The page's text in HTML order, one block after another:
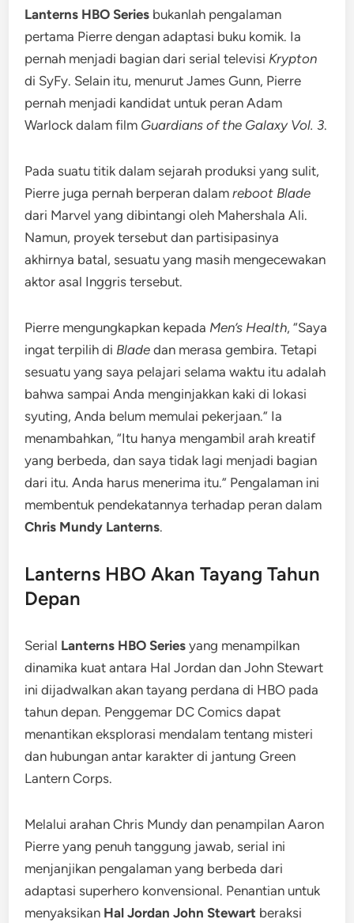
Lanterns HBO Series bukanlah pengalaman
pertama Pierre dengan adaptasi buku komik. Ia
pernah menjadi bagian dari serial televisi Krypton
di SyFy. Selain itu, menurut James Gunn, Pierre
pernah menjadi kandidat untuk peran Adam
Warlock dalam film Guardians of the Galaxy Vol. 3.
Pada suatu titik dalam sejarah produksi yang sulit,
Pierre juga pernah berperan dalamreboot Blade
dari Marvel yang dibintangi oleh Mahershala Ali.
Namun, proyek tersebut dan partisipasinya
akhirnya batal, sesuatu yang masih mengecewakan
aktor asal Inggris tersebut.
Pierre mengungkapkan kepada Men’s Health, “Saya
ingat terpilih di Blade dan merasa gembira. Tetapi
sesuatu yang saya pelajari selama waktu itu adalah
bahwa sampai Anda menginjakkan kaki di lokasi
syuting, Anda belum memulai pekerjaan.” Ia
menambahkan, “Itu hanya mengambil arah kreatif
yang berbeda, dan saya tidak lagi menjadi bagian
dari itu. Anda harus menerima itu.” Pengalaman ini
membentuk pendekatannya terhadap peran dalam
Chris Mundy Lanterns.
Lanterns HBO Akan Tayang Tahun
Depan
Serial Lanterns HBO Series yang menampilkan
dinamika kuat antara Hal Jordan dan John Stewart
ini dijadwalkan akan tayang perdana di HBO pada
tahun depan. Penggemar DC Comics dapat
menantikan eksplorasi mendalam tentang misteri
dan hubungan antar karakter di jantung Green
Lantern Corps.
Melalui arahan Chris Mundy dan penampilan Aaron
Pierre yang penuh tanggung jawab, serial ini
menjanjikan pengalaman yang berbeda dari
adaptasi superhero konvensional. Penantian untuk
menyaksikan Hal Jordan John Stewart beraksi